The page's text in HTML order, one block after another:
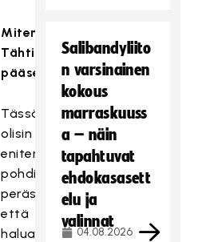
Miten
Tähtiseuraksi
pääsee?
Tässä
olisin
eniten avoimen
pohdinnan
perässä,
että
haluaako
Salibandyliito
n varsinainen
kokous
marraskuuss
a – näin
tapahtuvat
ehdokasasett
elu ja
valinnat
04.08.2026